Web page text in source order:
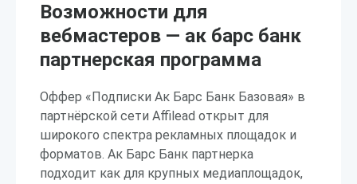
Возможности для
вебмастеров — ак барс банк
партнерская программа
Оффер «Подписки Ак Барс Банк Базовая» в
партнёрской сети Affilead открыт для
широкого спектра рекламных площадок и
форматов. Ак Барс Банк партнерка
подходит как для крупных медиаплощадок,